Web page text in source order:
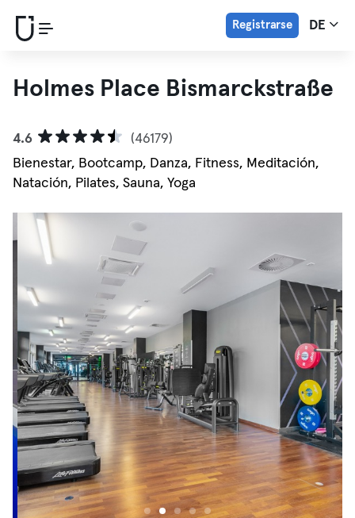
Registrarse DE
Holmes Place Bismarckstraße
4.6
(46179)
Bienestar, Bootcamp, Danza, Fitness, Meditación,
Natación, Pilates, Sauna, Yoga